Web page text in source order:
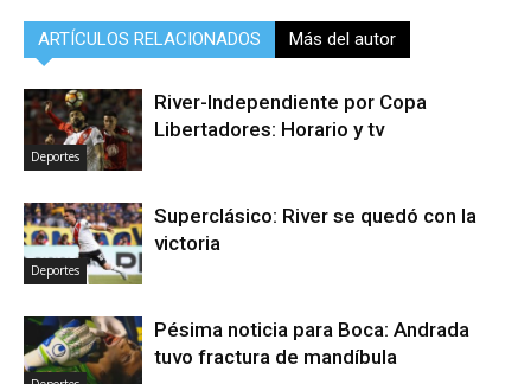
ARTÍCULOS RELACIONADOS Más del autor
Deportes
River-Independiente por Copa
Libertadores: Horario y tv
Deportes
Superclásico: River se quedó con la
victoria
Pésima noticia para Boca: Andrada
tuvo fractura de mandíbula